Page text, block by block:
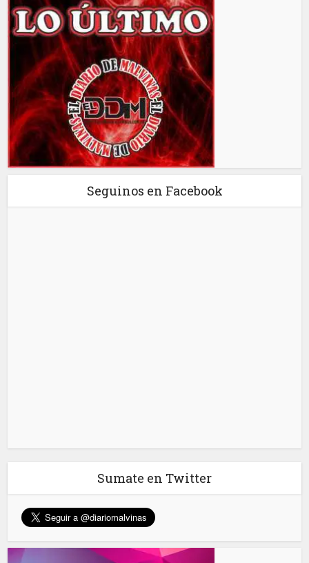
Seguinos en Facebook
Sumate en Twitter